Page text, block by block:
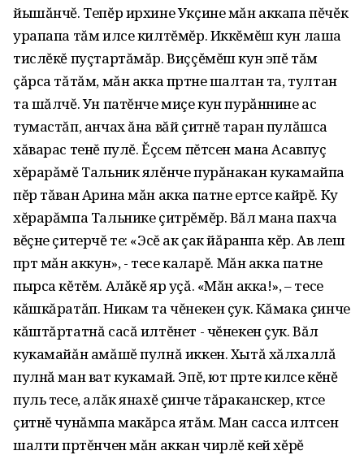
йышăнчĕ. Тепĕр ирхине Укçине мăн аккапа пĕчĕк
урапапа тăм илсе килтĕмĕр. Иккĕмĕш кун лаша
тислĕкĕ пуçтартăмăр. Виççĕмĕш кун эпĕ тăм
çăрса тăтăм, мăн акка пӱртне шалтан та, тултан
та шăлчĕ. Ун патĕнче миçе кун пурăннине ас
тумастăп, анчах ăна вăй çитнĕ таран пулăшса
хăварас тенĕ пулĕ. Ĕçсем пĕтсен мана Асавпуç
хĕрарăмĕ Тальник ялĕнче пурăнакан кукамайпа
пĕр тăван Арина мăн акка патне ертсе кайрĕ. Ку
хĕрарăмпа Тальнике çитрĕмĕр. Вăл мана пахча
вĕçне çитерчĕ те: «Эсĕ ак çак йăранпа кĕр. Ав леш
пӱрт мăн аккун», - тесе каларĕ. Мăн акка патне
пырса кĕтĕм. Алăкĕ яр уçă. «Мăн акка!», – тесе
кăшкăратăп. Никам та чĕнекен çук. Кăмака çинче
кăштăртатнă сасă илтĕнет - чĕнекен çук. Вăл
кукамайăн амăшĕ пулнă иккен. Хытă хăлхаллă
пулнă ман ват кукамай. Эпĕ, ют пӱрте килсе кĕнĕ
пуль тесе, алăк янахĕ çинче тăраканскер, кӱтсе
çитнĕ чунăмпа макăрса ятăм. Ман сасса илтсен
шалти пӱртĕнчен мăн аккан чирлĕ ӱкей хĕрĕ